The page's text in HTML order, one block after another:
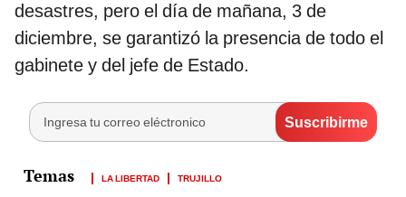
desastres, pero el día de mañana, 3 de
diciembre, se garantizó la presencia de todo el
gabinete y del jefe de Estado.
LA LIBERTAD TRUJILLO